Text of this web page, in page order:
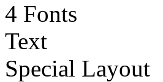
4 Fonts
Text
Special Layout